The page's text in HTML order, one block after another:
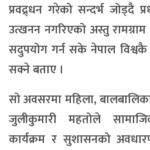
प्रवद्र्धन गरेको सन्दर्भ जोड्दै
उत्खनन नगरिएको अस्तु
सदुपयोग गर्न सके नेपाल
सक्ने बताए ।
सो अवसरमा महिला,
जुलीकुमारी महतोले
कार्यक्रम र सुशासनको